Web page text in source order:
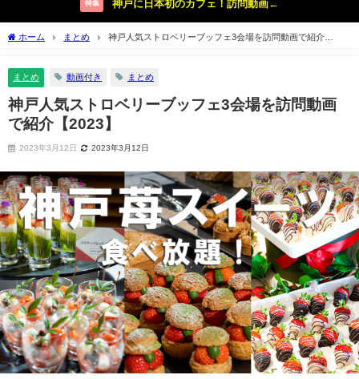
特集 神戸に日本初のカフェ！訪問動画←
ホーム まとめ
神戸人気ストロベリーブッフェ3会場を訪問動画で紹介
まとめ 動画付き まとめ
神戸人気ストロベリーブッフェ3会場を訪問動画
で紹介【2023】
2023年3月12日 2023年3月12日